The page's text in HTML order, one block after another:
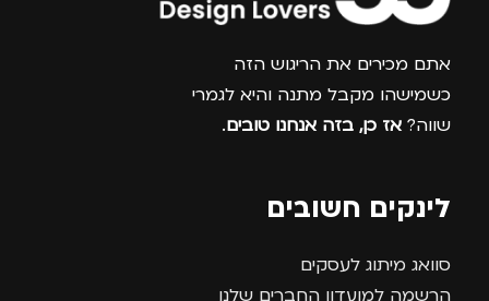
צרפו אותי למועדון
אתם מכירים את הריגוש הזה
כשמישהו מקבל מתנה והיא לגמרי
שווה? אז כן, בזה אנחנו טובים.
לינקים חשובים
סוואג מיתוג לעסקים
הרשמה למועדון החברים שלנו